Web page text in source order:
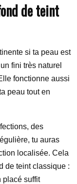
de teint
si ta peau est
fini très naturel
fonctionne aussi
peau tout en
des
tu auras
localisée. Cela
de teint classique :
placé suffit